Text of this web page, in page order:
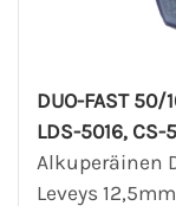
DUO-FAST 50/
LDS-5016, CS-
Alkuperäinen
Leveys